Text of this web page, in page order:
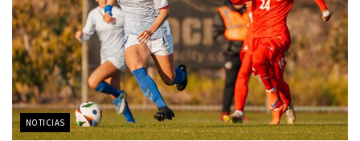
NOTICIAS